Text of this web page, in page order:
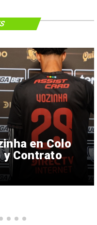
en Colo
y Contrato